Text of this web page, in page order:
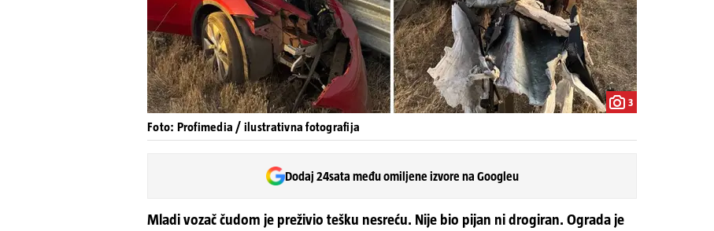
3
Foto: Profimedia / ilustrativna fotografija
Dodaj 24sata među omiljene izvore na Googleu
Mladi vozač čudom je preživio tešku nesreću. Nije bio pijan ni drogiran. Ograda je